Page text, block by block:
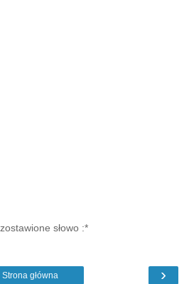
słowo :*
›
Strona główna